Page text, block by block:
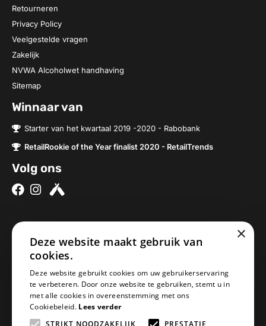
Retourneren
Privacy Policy
Veelgestelde vragen
Zakelijk
NVWA Alcoholwet handhaving
Sitemap
Winnaar van
Starter van het kwartaal 2019 -2020 - Rabobank
RetailRookie of the Year finalist 2020 - RetailTrends
Volg ons
Over ons
Brouwerijen
Onze bieren
Onze bierpakketten
Biercheque inleveren
5076SV Haaren
Nederland
info@geheimbiertje.nl
KVK: 76419304
×
Deze website maakt gebruik van
cookies.
Deze website gebruikt cookies om uw gebruikerservaring
te verbeteren. Door onze website te gebruiken, stemt u in
met alle cookies in overeenstemming met ons
Cookiebeleid. Lees verder
STRIKT NOODZAKELIJK
PRESTATIE